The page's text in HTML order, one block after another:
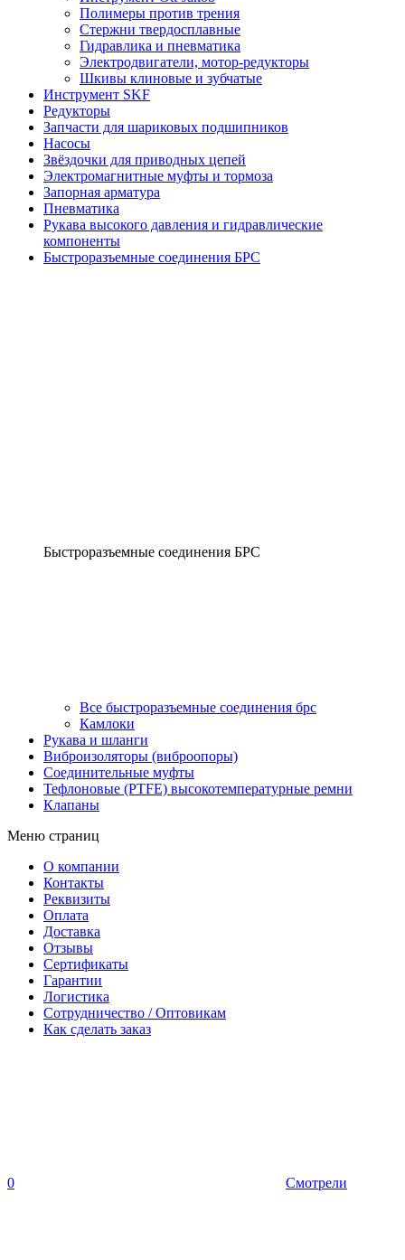
Полимеры против трения
Стержни твердосплавные
Гидравлика и пневматика
Электродвигатели, мотор-редукторы
Шкивы клиновые и зубчатые
Инструмент SKF
Редукторы
Запчасти для шариковых подшипников
Насосы
Звёздочки для приводных цепей
Электромагнитные муфты и тормоза
Запорная арматура
Пневматика
Рукава высокого давления и гидравлические
компоненты
Быстроразъемные соединения БРС
Быстроразъемные соединения БРС
Все быстроразъемные соединения брс
Камлоки
Рукава и шланги
Виброизоляторы (виброопоры)
Соединительные муфты
Тефлоновые (PTFE) высокотемпературные ремни
Клапаны
Меню страниц
О компании
Контакты
Реквизиты
Оплата
Доставка
Отзывы
Сертификаты
Гарантии
Логистика
Сотрудничество / Оптовикам
Как сделать заказ
0 Смотрели